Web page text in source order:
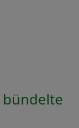
bündelte